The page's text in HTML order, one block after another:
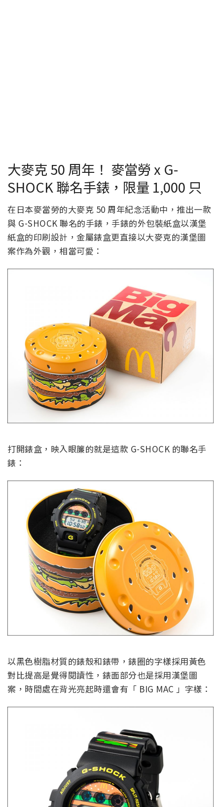
大麥克 50 周年！ 麥當勞 x G-
SHOCK 聯名手錶，限量 1,000 只
在日本麥當勞的大麥克 50 周年紀念活動中，推出一款
與 G-SHOCK 聯名的手錶，手錶的外包裝紙盒以漢堡
紙盒的印刷設計，金屬錶盒更直接以大麥克的漢堡圖
案作為外觀，相當可愛：
打開錶盒，映入眼簾的就是這款 G-SHOCK 的聯名手
錶：
以黑色樹脂材質的錶殼和錶帶，錶圈的字樣採用黃色
對比提高是覺得閱讀性，錶面部分也是採用漢堡圖
案，時間處在背光亮起時還會有「 BIG MAC 」字樣：